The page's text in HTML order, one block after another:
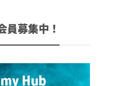
員募集中！